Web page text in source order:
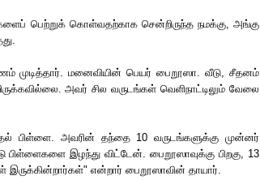
பெற்றுக் கொள்வதற்காக சென்றிருந்த நமக்கு, அங்கு
மனைவியின் பெயர் பைறூஸா. வீடு, சீதனம்
அவர் சில வருடங்கள் வெளிநாட்டிலும் வேலை
பிள்ளை. அவரின் தந்தை 10 வருடங்களுக்கு முன்னர்
பிள்ளைகளை இழந்து விட்டேன். பைறூஸாவுக்கு பிறகு, 13
என்றார் பைறூஸாவின் தாயார்.